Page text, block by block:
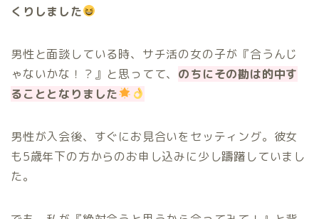
くりしました
男性と面談している時、サチ活の女の子が『合うんじ
ゃないかな！？』と思ってて、 のちにその勘は的中す
ることとなりました
男性が入会後、すぐにお見合いをセッティング。彼女
も5歳年下の方からのお申し込みに少し躊躇していまし
た。